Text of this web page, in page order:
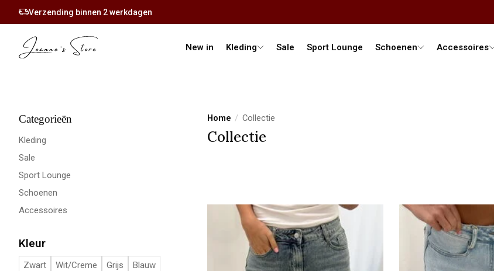
Elke maandag en donderdag een nieuwe collectie
Kleding Sale Sport Lounge Schoenen Accessoires
New in
Categorieën
Kleding
Sale
Sport Lounge
Schoenen
Accessoires
Kleur
Zwart Wit/Creme Grijs
Blauw
Home / Collectie
Collectie